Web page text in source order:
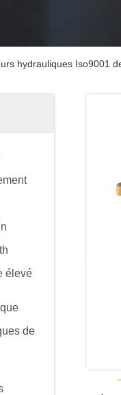
hydrauliques Iso9001
élevé
de